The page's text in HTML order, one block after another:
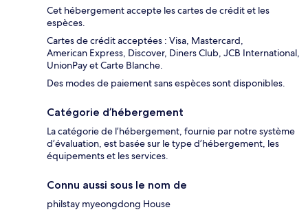
Cet hébergement accepte les cartes de crédit et les
espèces.
Cartes de crédit acceptées : Visa, Mastercard,
American Express, Discover, Diners Club, JCB International,
UnionPay et Carte Blanche.
Des modes de paiement sans espèces sont disponibles.
Catégorie d’hébergement
La catégorie de l’hébergement, fournie par notre système
d’évaluation, est basée sur le type d’hébergement, les
équipements et les services.
Connu aussi sous le nom de
philstay myeongdong House